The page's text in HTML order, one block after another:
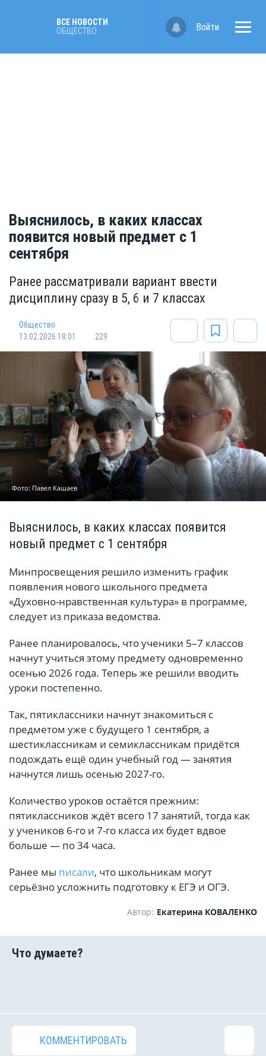
ВСЕ НОВОСТИ
ОБЩЕСТВО
Войти
Выяснилось, в каких классах
появится новый предмет с 1
сентября
Ранее рассматривали вариант ввести
дисциплину сразу в 5, 6 и 7 классах
Общество
13.02.2026 18:01
229
Фото: Павел Кашаев
Выяснилось, в каких классах появится
новый предмет с 1 сентября
Минпросвещения решило изменить график
появления нового школьного предмета
«Духовно-нравственная культура» в программе,
следует из приказа ведомства.
Ранее планировалось, что ученики 5–7 классов
начнут учиться этому предмету одновременно
осенью 2026 года. Теперь же решили вводить
уроки постепенно.
Так, пятиклассники начнут знакомиться с
предметом уже с будущего 1 сентября, а
шестиклассникам и семиклассникам придётся
подождать ещё один учебный год — занятия
начнутся лишь осенью 2027-го.
Количество уроков остаётся прежним:
пятиклассников ждёт всего 17 занятий, тогда как
у учеников 6-го и 7-го класса их будет вдвое
больше — по 34 часа.
Ранее мы писали, что школьникам могут
серьёзно усложнить подготовку к ЕГЭ и ОГЭ.
Автор: Екатерина КОВАЛЕНКО
КОММЕНТИРОВАТЬ